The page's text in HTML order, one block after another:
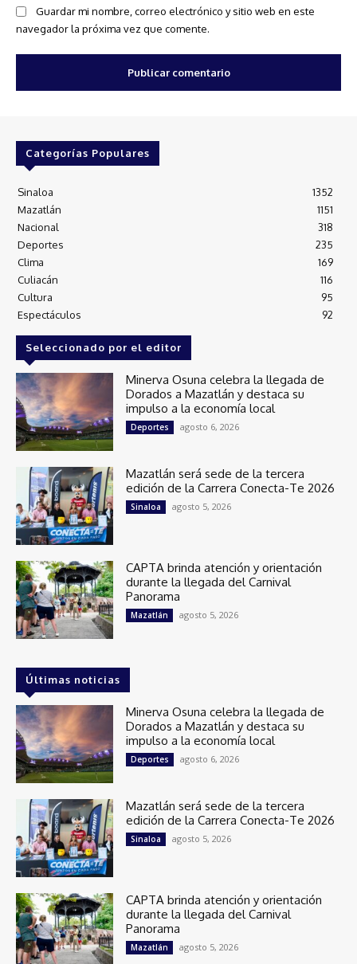
Guardar mi nombre, correo electrónico y sitio web en este
navegador la próxima vez que comente.
Categorías Populares
Sinaloa
1352
Mazatlán
1151
Nacional
318
Deportes
235
Clima
169
Culiacán
116
Cultura
95
Espectáculos
92
Seleccionado por el editor
Minerva Osuna celebra la llegada de
Dorados a Mazatlán y destaca su
impulso a la economía local
Deportes agosto 6, 2026
Mazatlán será sede de la tercera
edición de la Carrera Conecta-Te 2026
Sinaloa agosto 5, 2026
CAPTA brinda atención y orientación
durante la llegada del Carnival
Panorama
Mazatlán agosto 5, 2026
Últimas noticias
Minerva Osuna celebra la llegada de
Dorados a Mazatlán y destaca su
impulso a la economía local
Deportes agosto 6, 2026
Mazatlán será sede de la tercera
edición de la Carrera Conecta-Te 2026
Sinaloa agosto 5, 2026
CAPTA brinda atención y orientación
durante la llegada del Carnival
Panorama
Mazatlán agosto 5, 2026